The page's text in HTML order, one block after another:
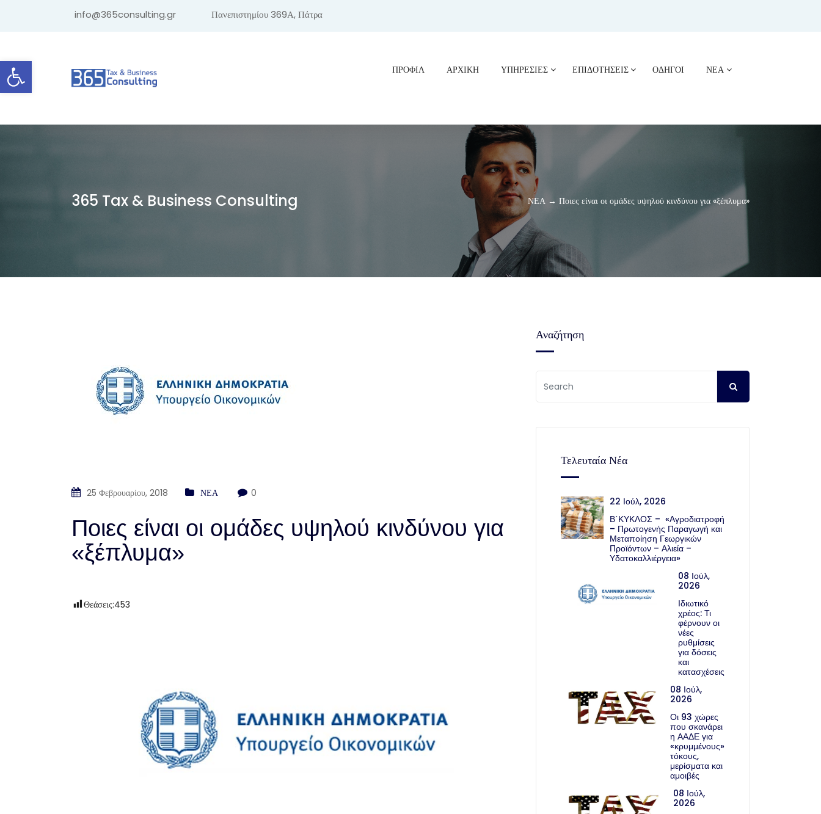
Ανοίξτε τη γραμμή εργαλείων
info@365consulting.gr Πανεπιστημίου 369Α, Πάτρα
ΠΡΟΦΊΛ ΑΡΧΙΚΗ ΥΠΗΡΕΣΙΕΣ ΕΠΙΔΟΤΗΣΕΙΣ ΟΔΗΓΟΙ ΝΕΑ
365 Tax & Business Consulting ΝΕΑ → Ποιες είναι οι ομάδες υψηλού κινδύνου για «ξέπλυμα»
25 Φεβρουαρίου, 2018 ΝΕΑ 0
Ποιες είναι οι ομάδες υψηλού κινδύνου για
«ξέπλυμα»
Θεάσεις:453
Αναζήτηση
Τελευταία Νέα
22 Ιούλ, 2026
Β΄ΚΥΚΛΟΣ – «Αγροδιατροφή
– Πρωτογενής Παραγωγή και
Μεταποίηση Γεωργικών
Προϊόντων – Αλιεία –
Υδατοκαλλιέργεια»
08 Ιούλ,
2026
Ιδιωτικό
χρέος: Τι
φέρνουν οι
νέες
ρυθμίσεις
για δόσεις
και
κατασχέσεις
08 Ιούλ,
2026
Οι 93 χώρες
που σκανάρει
η ΑΑΔΕ για
«κρυμμένους»
τόκους,
μερίσματα και
αμοιβές
08 Ιούλ,
2026